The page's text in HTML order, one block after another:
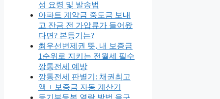
성 요령 및 발송법
아파트 계약금 중도금 보내
고 잔금 전 가압류가 들어왔
다면? 본등기는?
최우선변제권 뜻, 내 보증금
1순위로 지키는 전월세 필수
깡통전세 예방
깡통전세 판별기: 채권최고
액 + 보증금 자동 계산기